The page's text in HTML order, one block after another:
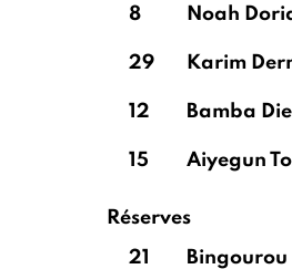
8 Noah
29 Karim
12 Bamba
15 Aiyegun
Réserves
21